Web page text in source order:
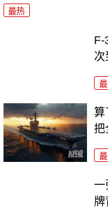
最热
F-
次
算
把
一
牌